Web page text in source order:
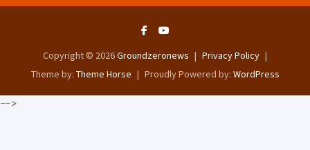
Copyright © 2026Groundzeronews
Privacy Policy
Theme by: Theme Horse Proudly Powered by: WordPress
-->